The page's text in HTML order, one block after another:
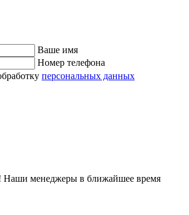
Ваше имя
Номер телефона
персональных данных
Наши менеджеры в ближайшее время